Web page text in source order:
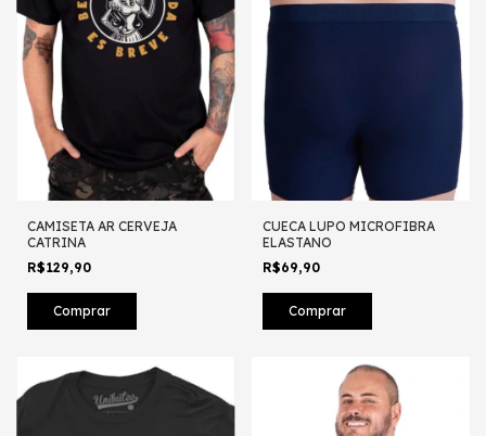
CAMISETA AR CERVEJA
CATRINA
R$129,90
Comprar
CUECA LUPO MICROFIBRA
ELASTANO
R$69,90
Comprar